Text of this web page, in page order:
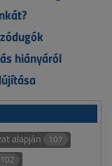
hiányáról
alapján 107
102